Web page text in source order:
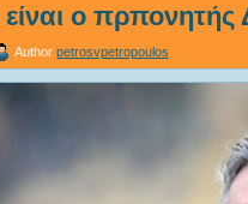
ο
Author petrosvpetropoulos